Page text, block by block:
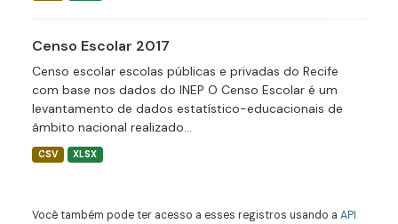
Censo Escolar 2017
Censo escolar escolas públicas e privadas do Recife
com base nos dados do INEP O Censo Escolar é um
levantamento de dados estatístico-educacionais de
âmbito nacional realizado...
CSV XLSX
Você também pode ter acesso a esses registros usando a API